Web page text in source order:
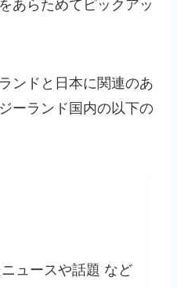
をあらためてピックアッ
ンドと日本に関連のあ
ーランド国内の以下の
ュースや話題 など